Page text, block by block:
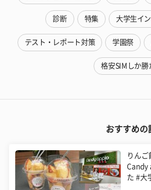
診断 特集 大学生イ
テスト・レポート対策 学園祭
格安SIMしか勝
おすすめの
りん
Candy
た #大